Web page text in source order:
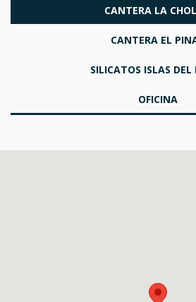
CANTERA LA
CANTERA EL
SILICATOS ISLAS DEL
OFICINA